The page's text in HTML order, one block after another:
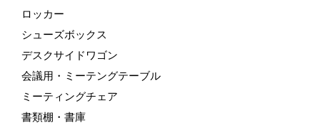
ロッカー
シューズボックス
デスクサイドワゴン
会議用・ミーテングテーブル
ミーティングチェア
書類棚・書庫